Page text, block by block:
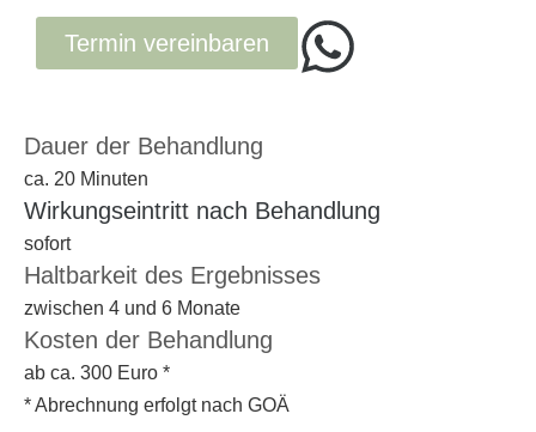
Termin vereinbaren
Dauer der Behandlung
ca. 20 Minuten
Wirkungseintritt nach Behandlung
sofort
Haltbarkeit des Ergebnisses
zwischen 4 und 6 Monate
Kosten der Behandlung
ab ca. 300 Euro *
* Abrechnung erfolgt nach GOÄ